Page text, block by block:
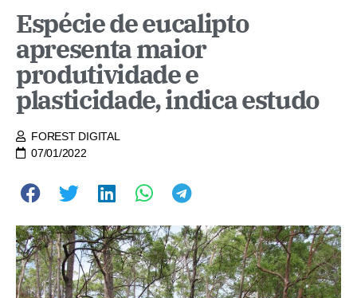
Espécie de eucalipto
apresenta maior
produtividade e
plasticidade, indica estudo
FOREST DIGITAL
07/01/2022